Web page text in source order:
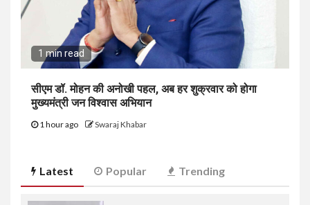
1 min read
सीएम डॉ. मोहन की अनोखी पहल, अब हर शुक्रवार को होगा
मुख्यमंत्री जन विश्वास अभियान
1 hour ago Swaraj Khabar
Latest Popular Trending